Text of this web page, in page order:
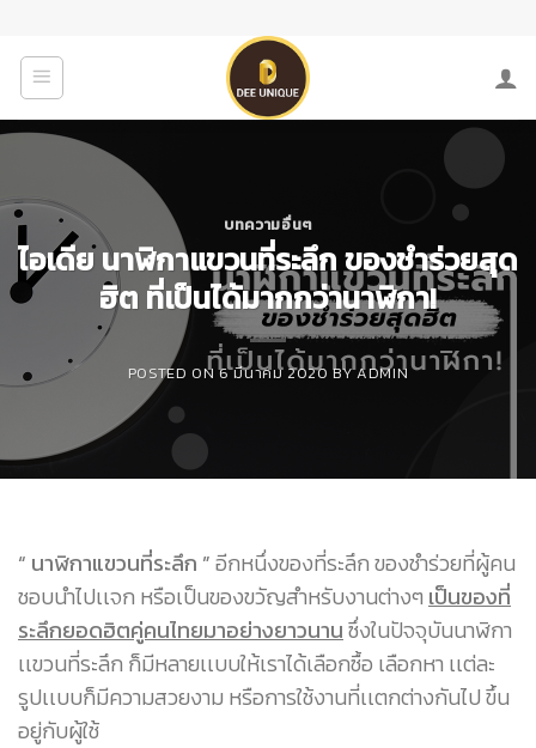
content
บทความอื่นๆ
ไอเดีย นาฬิกาแขวนที่ระลึก ของชำร่วยสุด
ฮิต ที่เป็นได้มากกว่านาฬิกา!
POSTED ON6 มีนาคม 2020 BYADMIN
“ นาฬิกาแขวนที่ระลึก ”อีกหนึ่งของที่ระลึก ของชำร่วยที่ผู้คน
ชอบนำไปเเจก หรือเป็นของขวัญสำหรับงานต่างๆ เป็นของที่
ระลึกยอดฮิตคู่คนไทยมาอย่างยาวนานซึ่งในปัจจุบันนาฬิกา
เเขวนที่ระลึก ก็มีหลายเเบบให้เราได้เลือกซื้อ เลือกหา เเต่ละ
รูปเเบบก็มีความสวยงาม หรือการใช้งานที่เเตกต่างกันไป ขึ้น
อยู่กับผู้ใช้